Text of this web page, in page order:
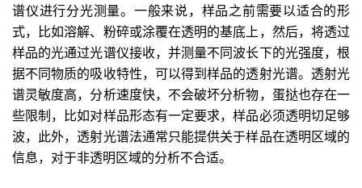
谱仪进行分光测量。一般来说，样品之前需要以适合的形
式，比如溶解、粉碎或涂覆在透明的基底上，然后，将透过
样品的光通过光谱仪接收，并测量不同波长下的光强度，根
据不同物质的吸收特性，可以得到样品的透射光谱。透射光
谱灵敏度高，分析速度快，不会破坏分析物，蛋挞也存在一
些限制，比如对样品形态有一定要求，样品必须透明切足够
波，此外，透射光谱法通常只能提供关于样品在透明区域的
信息，对于非透明区域的分析不合适。